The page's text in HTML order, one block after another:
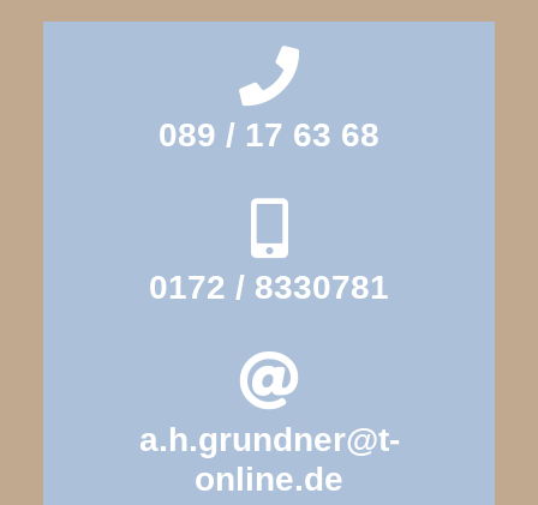
089 / 17 63 68
0172 / 8330781
a.h.grundner@t-
online.de